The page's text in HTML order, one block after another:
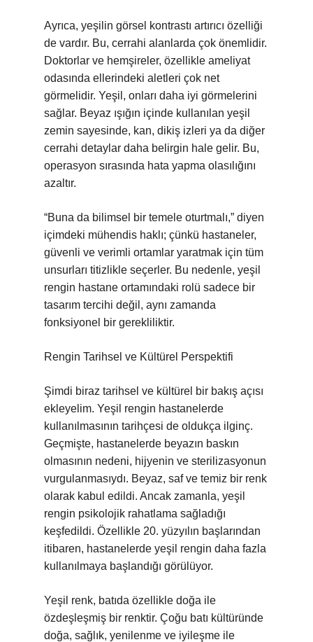
Ayrıca, yeşilin görsel kontrastı artırıcı özelliği
de vardır. Bu, cerrahi alanlarda çok önemlidir.
Doktorlar ve hemşireler, özellikle ameliyat
odasında ellerindeki aletleri çok net
görmelidir. Yeşil, onları daha iyi görmelerini
sağlar. Beyaz ışığın içinde kullanılan yeşil
zemin sayesinde, kan, dikiş izleri ya da diğer
cerrahi detaylar daha belirgin hale gelir. Bu,
operasyon sırasında hata yapma olasılığını
azaltır.
“Buna da bilimsel bir temele oturtmalı,” diyen
içimdeki mühendis haklı; çünkü hastaneler,
güvenli ve verimli ortamlar yaratmak için tüm
unsurları titizlikle seçerler. Bu nedenle, yeşil
rengin hastane ortamındaki rolü sadece bir
tasarım tercihi değil, aynı zamanda
fonksiyonel bir gerekliliktir.
Rengin Tarihsel ve Kültürel Perspektifi
Şimdi biraz tarihsel ve kültürel bir bakış açısı
ekleyelim. Yeşil rengin hastanelerde
kullanılmasının tarihçesi de oldukça ilginç.
Geçmişte, hastanelerde beyazın baskın
olmasının nedeni, hijyenin ve sterilizasyonun
vurgulanmasıydı. Beyaz, saf ve temiz bir renk
olarak kabul edildi. Ancak zamanla, yeşil
rengin psikolojik rahatlama sağladığı
keşfedildi. Özellikle 20. yüzyılın başlarından
itibaren, hastanelerde yeşil rengin daha fazla
kullanılmaya başlandığı görülüyor.
Yeşil renk, batıda özellikle doğa ile
özdeşleşmiş bir renktir. Çoğu batı kültüründe
doğa, sağlık, yenilenme ve iyileşme ile